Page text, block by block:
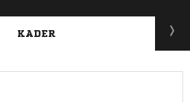
KADER